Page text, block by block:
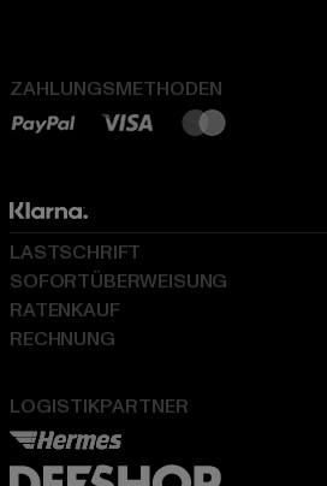
ZAHLUNGSMETHODEN
LOGISTIKPARTNER
LASTSCHRIFT
SOFORTÜBERWEISUNG
RATENKAUF
RECHNUNG